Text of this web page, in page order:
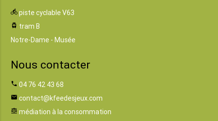
directions_bike piste cyclable V63
tram tram B
Notre-Dame - Musée
Nous contacter
phone 04 76 42 43 68
email contact@kfeedesjeux.com
balance médiation à la consommation